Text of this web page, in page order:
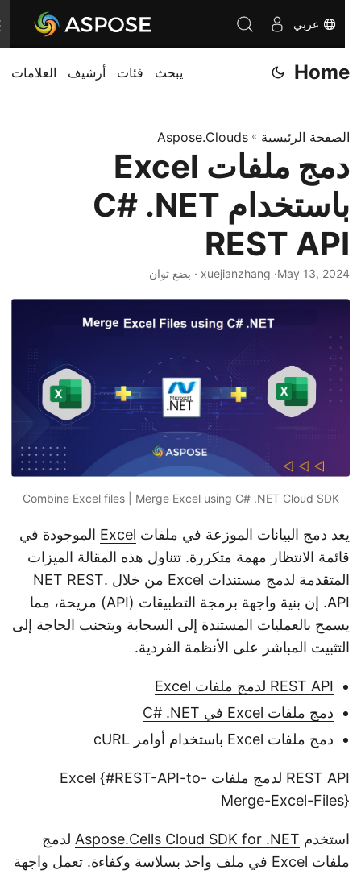
عربي
Home يبحث فئات أرشيف العلامات
الصفحة الرئيسية»
Aspose.Clouds
دمج ملفات Excel
باستخدام C# .NET
REST API
May 13, 2024· xuejianzhang · بضع ثوان
Combine Excel files | Merge Excel using C# .NET Cloud SDK
يعد دمج البيانات الموزعة في ملفاتExcelالموجودة في
قائمة الانتظار مهمة متكررة. تتناول هذه المقالة الميزات
المتقدمة لدمج مستندات Excel من خلال .NET REST
API. إن بنية واجهة برمجة التطبيقات (API) مريحة، مما
يسمح بالعمليات المستندة إلى السحابة ويتجنب الحاجة إلى
التثبيت المباشر على الأنظمة الفردية.
REST API لدمج ملفات Excel
دمج ملفات Excel في C# .NET
دمج ملفات Excel باستخدام أوامر cURL
REST API لدمج ملفات Excel {#REST-API-to-
Merge-Excel-Files}
استخدمAspose.Cells Cloud SDK for .NETلدمج
ملفات Excel في ملف واحد بسلاسة وكفاءة. تعمل واجهة